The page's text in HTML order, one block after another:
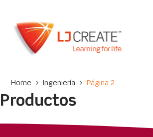
Home > Ingeniería > Página 2
Productos